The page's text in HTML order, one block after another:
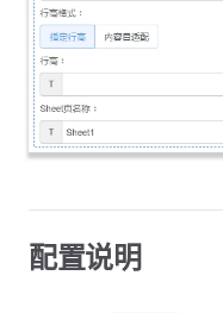
配置说明